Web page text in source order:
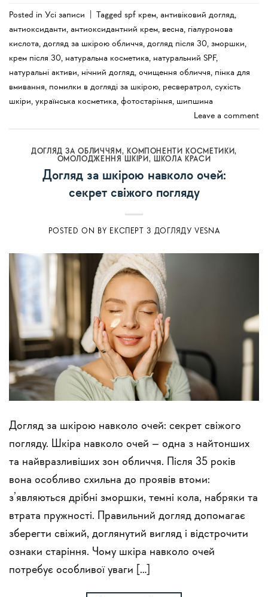
Posted in Усi записи Tagged spf крем, антивіковий догляд,
антиоксиданти, антиоксидантний крем, весна, гіалуронова
кислота, догляд за шкірою обличчя, догляд після 30, зморшки,
крем після 30, натуральна косметика, натуральний SPF,
натуральні активи, нічний догляд, очищення обличчя, пінка для
вмивання, помилки в догляді за шкірою, ресвератрол, сухість
шкіри, українська косметика, фотостаріння, шипшина
Leave a comment
ДОГЛЯД ЗА ОБЛИЧЧЯМ , КОМПОНЕНТИ КОСМЕТИКИ,
ОМОЛОДЖЕННЯ ШКІРИ , ШКОЛА КРАСИ
Догляд за шкірою навколо очей:
секрет свіжого погляду
POSTED ON BY ЕКСПЕРТ З ДОГЛЯДУ VESNA
Догляд за шкірою навколо очей: секрет свіжого
погляду. Шкіра навколо очей – одна з найтонших
та найвразливіших зон обличчя. Після 35 років
вона особливо схильна до проявів втоми:
з’являються дрібні зморшки, темні кола, набряки та
втрата пружності. Правильний догляд допомагає
зберегти свіжий, доглянутий вигляд і відстрочити
ознаки старіння. Чому шкіра навколо очей
потребує особливої уваги […]